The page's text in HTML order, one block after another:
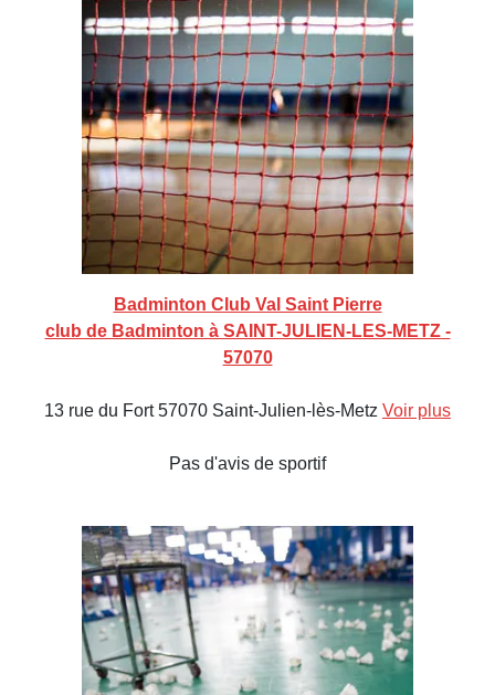
Badminton Club Val Saint Pierre
club de Badminton à SAINT-JULIEN-LES-METZ -
57070
13 rue du Fort 57070 Saint-Julien-lès-Metz Voir plus
Pas d'avis de sportif